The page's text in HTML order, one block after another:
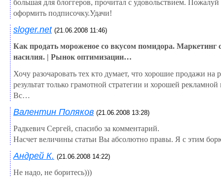
большая для блоггеров, прочитал с удовольствием. Пожалуй
оформить подписочку.Удачи!
sloger.net (21.06.2008 11:46)
Как продать мороженое со вкусом помидора. Маркетинг
насилия. | Рынок оптимизации…
Хочу разочаровать тех кто думает, что хорошие продажи на
результат только грамотной стратегии и хорошей
Вс…
Валентин Поляков (21.06.2008 13:28)
Радкевич Сергей, спасибо за комментарий.
Насчет величины статьи Вы абсолютно правы. Я с этим
Андрей К. (21.06.2008 14:22)
Не надо, не боритесь)))